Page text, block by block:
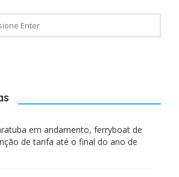
em andamento, ferryboat de
de tarifa até o final do ano de